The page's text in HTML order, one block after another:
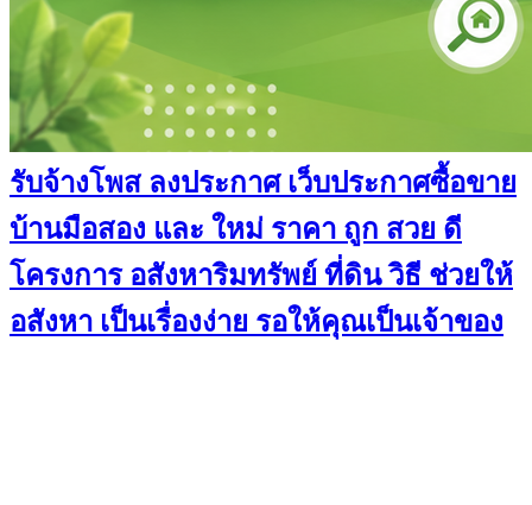
รับจ้างโพส ลงประกาศ เว็บประกาศซื้อขาย
บ้านมือสอง และ ใหม่ ราคา ถูก สวย ดี
โครงการ อสังหาริมทรัพย์ ที่ดิน วิธี ช่วยให้
อสังหา เป็นเรื่องง่าย รอให้คุณเป็นเจ้าของ